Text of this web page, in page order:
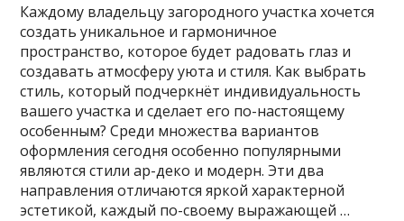
Каждому владельцу загородного участка хочется
создать уникальное и гармоничное
пространство, которое будет радовать глаз и
создавать атмосферу уюта и стиля. Как выбрать
стиль, который подчеркнёт индивидуальность
вашего участка и сделает его по-настоящему
особенным? Среди множества вариантов
оформления сегодня особенно популярными
являются стили ар-деко и модерн. Эти два
направления отличаются яркой характерной
эстетикой, каждый по-своему выражающей …